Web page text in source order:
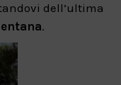
dell’ultima
.